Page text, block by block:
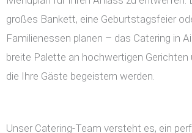
großes Bankett, eine Geburtstagsfeier
Familienessen planen – das Catering in
breite Palette an hochwertigen Gerichten
die Ihre Gäste begeistern werden.
Unser Catering-Team versteht es, ein